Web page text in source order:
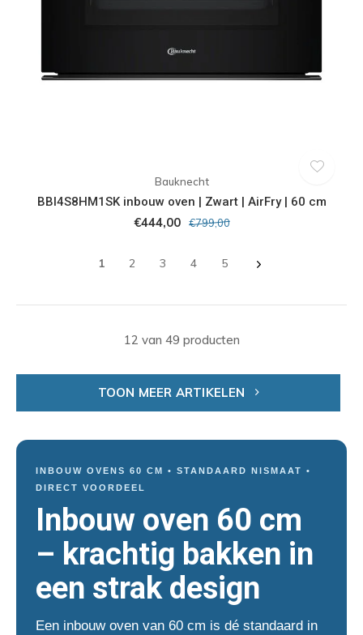
Bauknecht
BBI4S8HM1SK inbouw oven | Zwart | AirFry | 60 cm
€444,00 €799,00
1 2 3 4 5
12 van 49 producten
TOON MEER ARTIKELEN
INBOUW OVENS 60 CM • STANDAARD NISMAAT •
DIRECT VOORDEEL
Inbouw oven 60 cm
– krachtig bakken in
een strak design
Een inbouw oven van 60 cm is dé standaard in